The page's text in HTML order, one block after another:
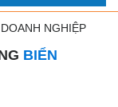
NGHIỆP
BIỂN